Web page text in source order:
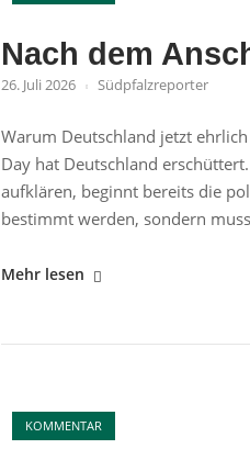
Nach dem
26. Juli 2026 Südpfalzreporter
Warum Deutschland jetzt
Day hat Deutschland
aufklären, beginnt bereits die
bestimmt werden, sondern
"Nach
Christopher
Street
Mehr lesen
KOMMENTAR